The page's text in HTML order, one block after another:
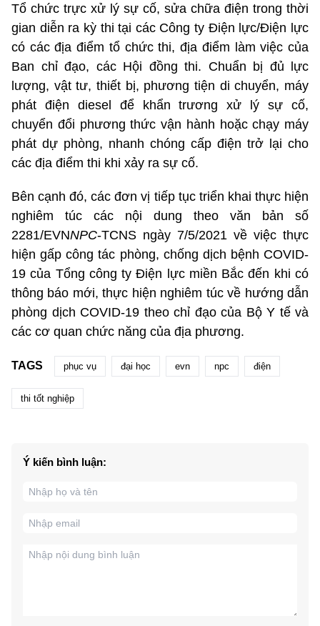
Tổ chức trực xử lý sự cố, sửa chữa điện trong thời
gian diễn ra kỳ thi tại các Công ty Điện lực/Điện lực
có các địa điểm tổ chức thi, địa điểm làm việc của
Ban chỉ đạo, các Hội đồng thi. Chuẩn bị đủ lực
lượng, vật tư, thiết bị, phương tiện di chuyển, máy
phát điện diesel để khẩn trương xử lý sự cố,
chuyển đổi phương thức vận hành hoặc chạy máy
phát dự phòng, nhanh chóng cấp điện trở lại cho
các địa điểm thi khi xảy ra sự cố.
Bên cạnh đó, các đơn vị tiếp tục triển khai thực hiện
nghiêm túc các nội dung theo văn bản số
2281/EVNNPC-TCNS ngày 7/5/2021 về việc thực
hiện gấp công tác phòng, chống dịch bệnh COVID-
19 của Tổng công ty Điện lực miền Bắc đến khi có
thông báo mới, thực hiện nghiêm túc về hướng dẫn
phòng dịch COVID-19 theo chỉ đạo của Bộ Y tế và
các cơ quan chức năng của địa phương.
TAGS phục vụ đại học evn npc điện
thi tốt nghiệp
Ý kiến bình luận: